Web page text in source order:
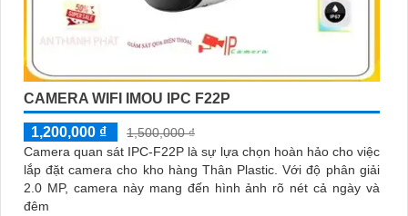
CAMERA WIFI IMOU IPC F22P
1,200,000 ₫
1,500,000 ₫
Camera quan sát IPC-F22P là sự lựa chọn hoàn hảo cho việc
lắp đặt camera cho kho hàng Thân Plastic. Với độ phân giải
2.0 MP, camera này mang đến hình ảnh rõ nét cả ngày và
đêm